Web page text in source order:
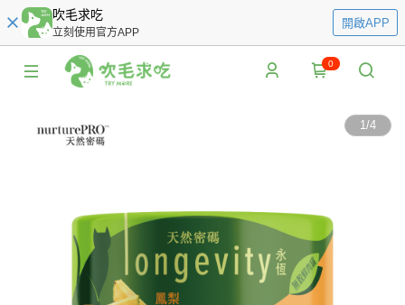
吹毛求吃
立刻使用官方APP
開啟APP
0
1/4